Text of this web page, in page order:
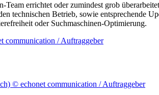
errichtet oder zumindest grob
technischen Betrieb, sowie entsprechende
oder Suchmaschinen-Optimierung.